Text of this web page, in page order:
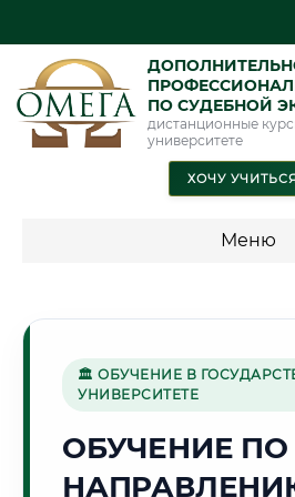
ПО СУДЕБНОЙ
дистанционные
университете
ХОЧУ
Меню
специальности"
Стоимость по программам обучения
Стоимость по программам обучения
🏛 ОБУЧЕНИЕ В
УНИВЕРСИТЕТЕ
ОБУЧЕНИЕ ПО